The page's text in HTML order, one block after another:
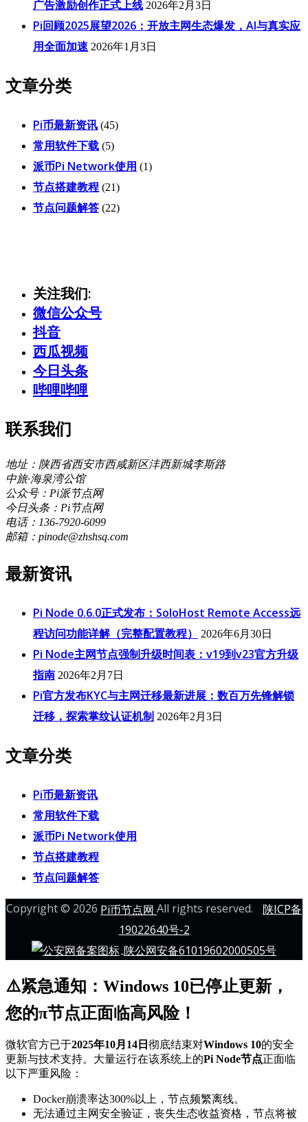
广告激励创作正式上线 2026年2月3日
Pi回顾2025展望2026：开放主网生态爆发，AI与真实应
用全面加速 2026年1月3日
文章分类
Pi币最新资讯 (45)
常用软件下载 (5)
派币Pi Network使用 (1)
节点搭建教程 (21)
节点问题解答 (22)
关注我们:
微信公众号
抖音
西瓜视频
今日头条
哔哩哔哩
联系我们
地址：陕西省西安市西咸新区沣西新城李斯路
中旅·海泉湾公馆
公众号：Pi派节点网
今日头条：Pi节点网
电话：136-7920-6099
邮箱：pinode@zhshsq.com
最新资讯
Pi Node 0.6.0正式发布：SoloHost Remote Access远
程访问功能详解（完整配置教程）
2026年6月30日
Pi Node主网节点强制升级时间表：v19到v23官方升级
指南 2026年2月7日
Pi官方发布KYC与主网迁移最新进展：数百万先锋解锁
迁移，探索掌纹认证机制 2026年2月3日
文章分类
Pi币最新资讯
常用软件下载
派币Pi Network使用
节点搭建教程
节点问题解答
Copyright © 2026 Pi币节点网 All rights reserved.
陕ICP备
19022640号-2
陕公网安备61019602000505号
⚠️紧急通知：Windows 10已停止更新，
您的π节点正面临高风险！
微软官方已于2025年10月14日 彻底结束对Windows 10的安全
更新与技术支持。大量运行在该系统上的Pi Node节点正面临
以下严重风险：
Docker崩溃率达300%以上，节点频繁离线。
无法通过主网安全验证，丧失生态收益资格，节点将被